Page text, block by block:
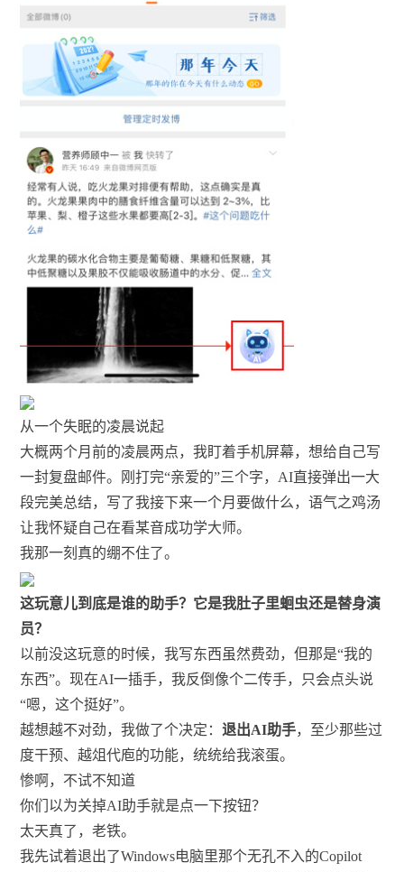
从一个失眠的凌晨说起
大概两个月前的凌晨两点，我盯着手机屏幕，想给自己写
一封复盘邮件。刚打完“亲爱的”三个字，AI直接弹出一大
段完美总结，写了我接下来一个月要做什么，语气之鸡汤
让我怀疑自己在看某音成功学大师。
我那一刻真的绷不住了。
这玩意儿到底是谁的助手？它是我肚子里蛔虫还是替身演
员？
以前没这玩意的时候，我写东西虽然费劲，但那是“我的
东西”。现在AI一插手，我反倒像个二传手，只会点头说
“嗯，这个挺好”。
越想越不对劲，我做了个决定：退出AI助手，至少那些过
度干预、越俎代庖的功能，统统给我滚蛋。
惨啊，不试不知道
你们以为关掉AI助手就是点一下按钮？
太天真了，老铁。
我先试着退出了Windows电脑里那个无孔不入的Copilot